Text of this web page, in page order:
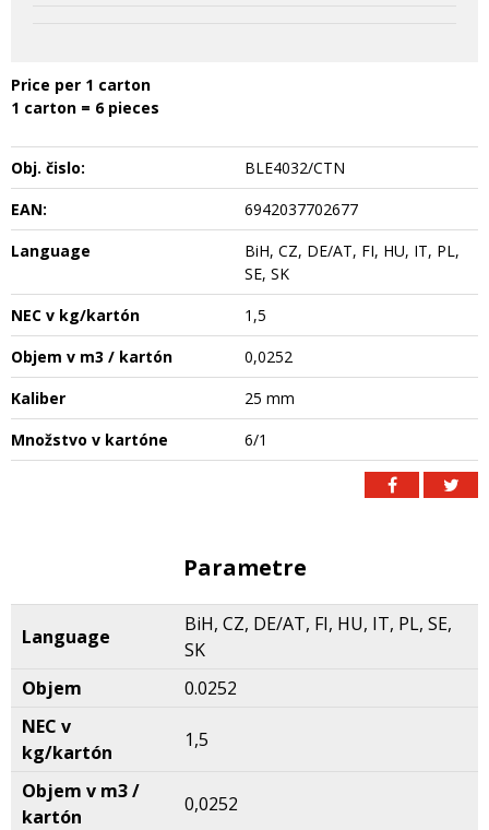
Price per 1 carton
1 carton = 6 pieces
Obj. čislo:
BLE4032/CTN
EAN:
6942037702677
Language
BiH, CZ, DE/AT, FI, HU, IT, PL,
SE, SK
NEC v kg/kartón
1,5
Objem v m3 / kartón
0,0252
Kaliber
25 mm
Množstvo v kartóne
6/1
Parametre
Language
BiH, CZ, DE/AT, FI, HU, IT, PL, SE,
SK
Objem
0.0252
NEC v
kg/kartón
1,5
Objem v m3 /
kartón
0,0252